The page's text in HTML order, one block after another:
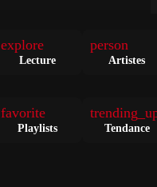
explore
Lecture
person
Artistes
favorite
Playlists Tendance